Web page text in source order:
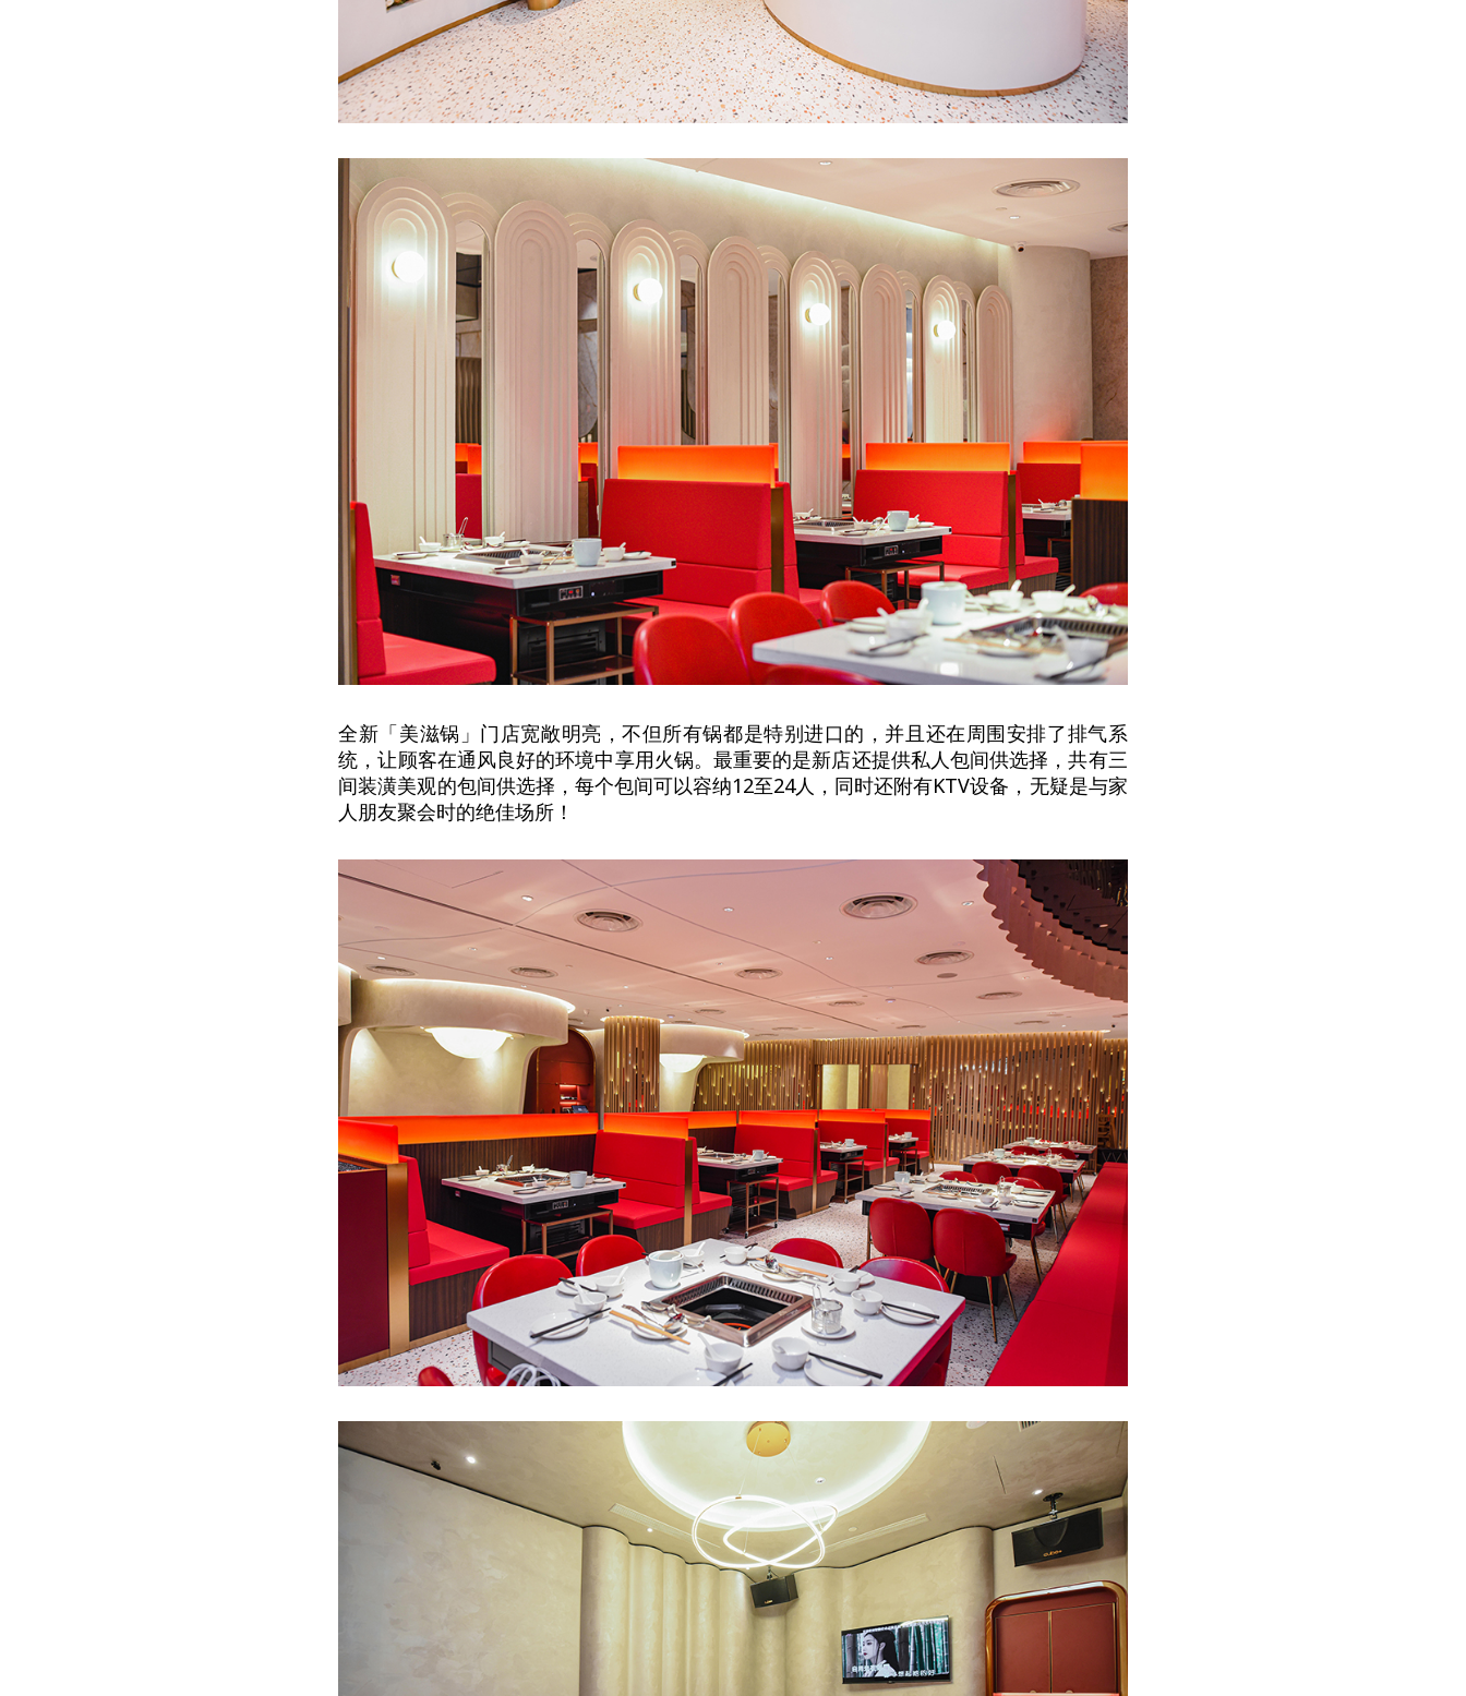
全新「美滋锅」门店宽敞明亮，不但所有锅都是特别进口的，并且还在周围安排了排气系
统，让顾客在通风良好的环境中享用火锅。最重要的是新店还提供私人包间供选择，共有三
间装潢美观的包间供选择，每个包间可以容纳12至24人，同时还附有KTV设备，无疑是与家
人朋友聚会时的绝佳场所！